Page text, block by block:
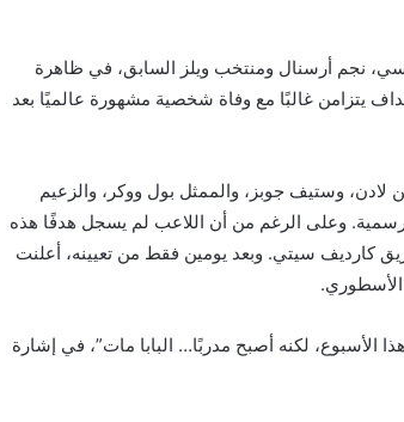
نجم أرسنال ومنتخب ويلز السابق، في ظاهرة
يتزامن غالبًا مع وفاة شخصية مشهورة عالميًا بعد
لادن، وستيف جوبز، والممثل بول ووكر، والزعيم
وعلى الرغم من أن اللاعب لم يسجل هدفًا هذه
كارديف سيتي. وبعد يومين فقط من تعيينه، أعلنت
لكنه أصبح مدربًا… البابا مات”، في إشارة